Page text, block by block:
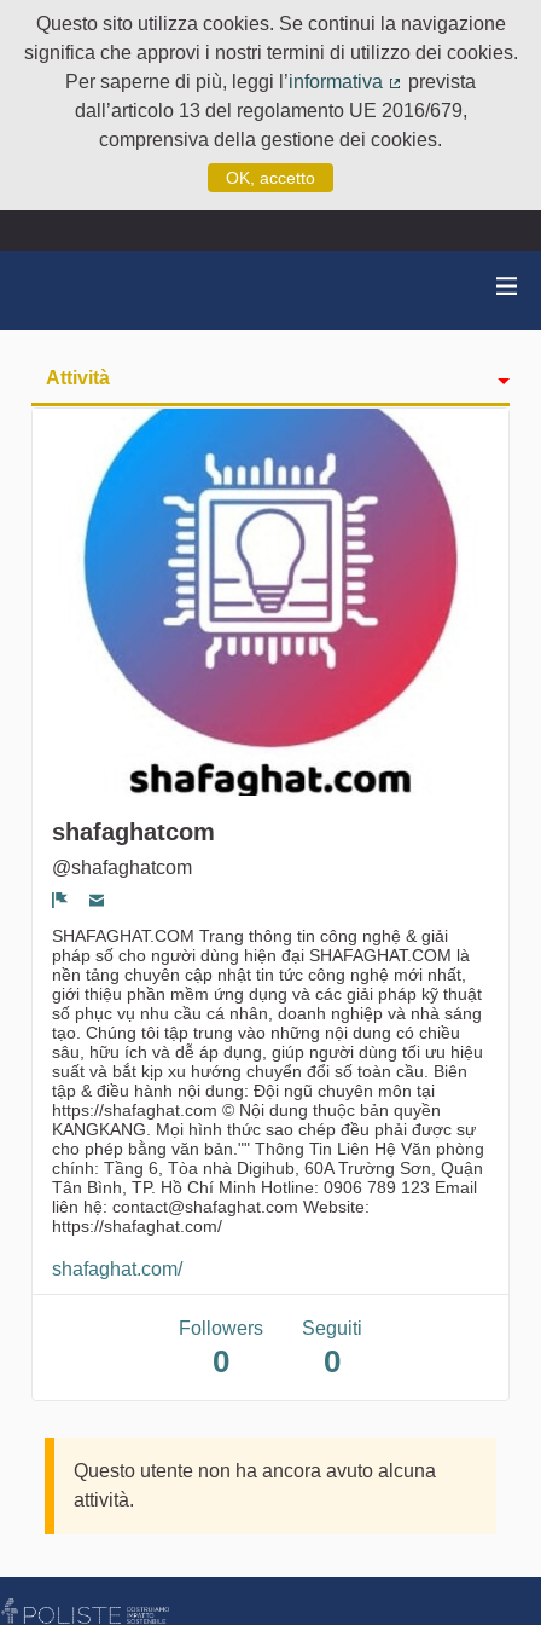
Questo sito utilizza cookies. Se continui la navigazione
significa che approvi i nostri termini di utilizzo dei cookies.
Per saperne di più, leggi l’informativa
(Collegamento
prevista
dall’articolo 13 del regolamento UE 2016/679,
comprensiva della gestione dei cookies.
OK, accetto
Attività
Seguiti
Followers
gruppi
shafaghatcom
@shafaghatcom
Segnala un problema
SHAFAGHAT.COM Trang thông tin công nghệ & giải
pháp số cho người dùng hiện đại SHAFAGHAT.COM là
nền tảng chuyên cập nhật tin tức công nghệ mới nhất,
giới thiệu phần mềm ứng dụng và các giải pháp kỹ thuật
số phục vụ nhu cầu cá nhân, doanh nghiệp và nhà sáng
tạo. Chúng tôi tập trung vào những nội dung có chiều
sâu, hữu ích và dễ áp dụng, giúp người dùng tối ưu hiệu
suất và bắt kịp xu hướng chuyển đổi số toàn cầu. Biên
tập & điều hành nội dung: Đội ngũ chuyên môn tại
https://shafaghat.com © Nội dung thuộc bản quyền
KANGKANG. Mọi hình thức sao chép đều phải được sự
cho phép bằng văn bản."" Thông Tin Liên Hệ Văn phòng
chính: Tầng 6, Tòa nhà Digihub, 60A Trường Sơn, Quận
Tân Bình, TP. Hồ Chí Minh Hotline: 0906 789 123 Email
liên hệ: contact@shafaghat.com Website:
https://shafaghat.com/
shafaghat.com/
Followers
0
Seguiti
0
Questo utente non ha ancora avuto alcuna
attività.